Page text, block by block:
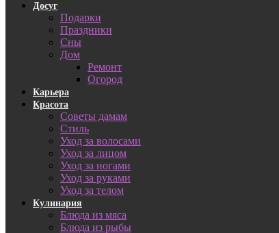
Досуг
Подарки
Праздники
Сны
Дом
Ремонт
Огород
Карьера
Красота
Советы дамам
Стиль
Уход за волосами
Уход за лицом
Уход за ногами
Уход за руками
Уход за телом
Кулинария
Блюда из мяса
Блюда из рыбы